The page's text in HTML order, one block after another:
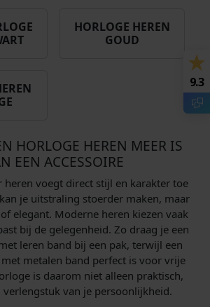
HORLOGE HEREN
GOUD
HORLOGE HEREN MEER IS
EEN ACCESSOIRE
heren voegt direct stijl en karakter toe
je uitstraling stoerder maken, maar
elegant. Moderne heren kiezen vaak
bij de gelegenheid. Zo draag je een
leren band bij een pak, terwijl een
metalen band perfect is voor vrije
is daarom niet alleen praktisch,
verlengstuk van je persoonlijkheid.
9.3